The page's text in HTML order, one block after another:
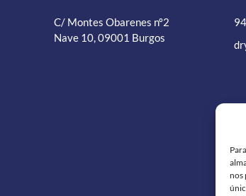
nos
C/ Montes Obarenes nº2
Nave 10, 09001 Burgos